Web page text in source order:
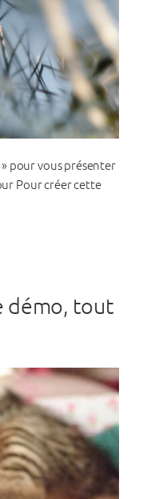
» pour vous présenter
Pour créer cette
démo, tout